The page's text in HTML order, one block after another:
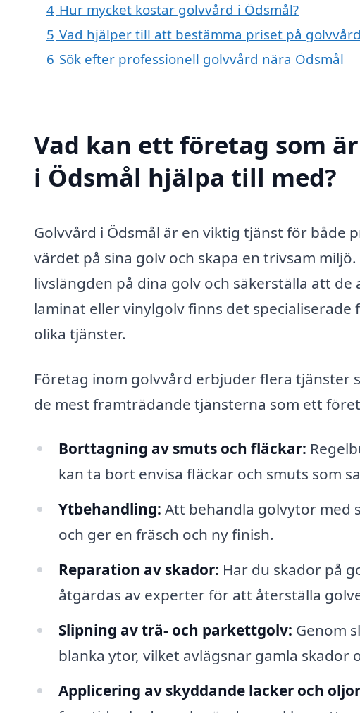
4 Hur mycket kostar golvvård i Ödsmål?
5 Vad hjälper till att bestämma priset på
6 Sök efter professionell golvvård nära Ödsmål
Vad kan ett företag som
i Ödsmål hjälpa till med?
Golvvård i Ödsmål är en viktig tjänst för både
värdet på sina golv och skapa en trivsam
livslängden på dina golv och säkerställa att
laminat eller vinylgolv finns det
olika tjänster.
Företag inom golvvård erbjuder flera tjänster
de mest framträdande tjänsterna som ett
Borttagning av smuts och fläckar:
kan ta bort envisa fläckar och smuts som
Ytbehandling: Att behandla golvytor med
och ger en fräsch och ny finish.
Reparation av skador: Har du skador på
åtgärdas av experter för att återställa
Slipning av trä- och parkettgolv: Genom
blanka ytor, vilket avlägsnar gamla skador
Applicering av skyddande lacker och